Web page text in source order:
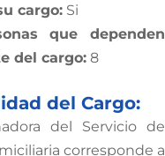
cargo: Si
que dependen
del cargo: 8
del Cargo:
del Servicio de
corresponde a